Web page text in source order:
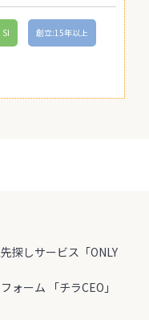
創立:15年以上
探しサービス「ONLY
ォーム 「チラCEO」